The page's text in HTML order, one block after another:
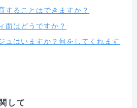
することはできますか？
面はどうですか？
ュはいますか？何をしてくれます
して